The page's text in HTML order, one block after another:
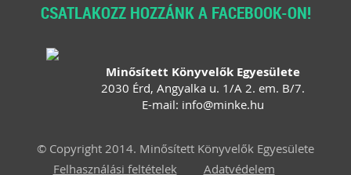
TAGJAINK INGYENESEN LETÖLTHETIK -
Tagoknak: ingyenesen
letölthető
Még több szakmai kiadvány »
CSATLAKOZZ HOZZÁNK A FACEBOOK-ON!
Minősített Könyvelők Egyesülete
2030 Érd, Angyalka u. 1/A 2. em. B/7.
E-mail: info@minke.hu
© Copyright 2014. Minősített Könyvelők Egyesülete
Felhasználási feltételek
Adatvédelem